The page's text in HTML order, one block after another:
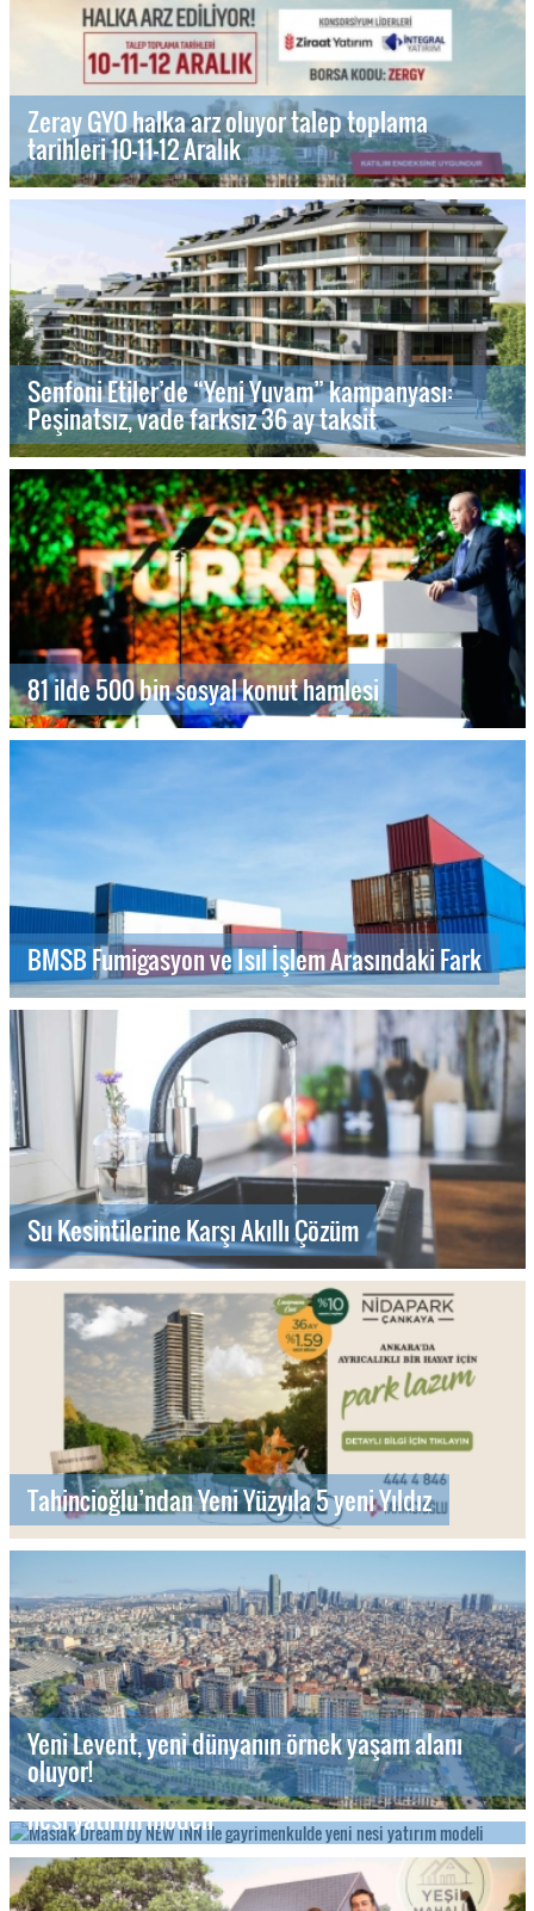
Zeray GYO halka arz oluyor talep toplama
tarihleri 10-11-12 Aralık
Senfoni Etiler’de “Yeni Yuvam” kampanyası:
Peşinatsız, vade farksız 36 ay taksit
81 ilde 500 bin sosyal konut hamlesi
BMSB Fumigasyon ve Isıl İşlem Arasındaki Fark
Su Kesintilerine Karşı Akıllı Çözüm
Tahincioğlu’ndan Yeni Yüzyıla 5 yeni Yıldız
Yeni Levent, yeni dünyanın örnek yaşam alanı
oluyor!
Maslak Dream by NEW INN ile gayrimenkulde yeni
nesi yatırım modeli